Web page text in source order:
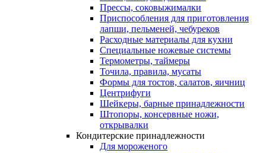
Прессы, соковыжималки
Приспособления для приготовления
лапши, пельменей, чебуреков
Расходные материалы для кухни
Специальные ножевые системы
Термометры, таймеры
Точила, правила, мусаты
Формы для тостов, салатов, яичниц
Центрифуги
Шейкеры, барные принадлежности
Штопоры, консервные ножи,
открывалки
Кондитерские принадлежности
Для мороженого